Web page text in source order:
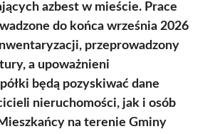
azbest w mieście. Prace
do końca września 2026
przeprowadzony
a upoważnieni
będą pozyskiwać dane
nieruchomości, jak i osób
na terenie Gminy